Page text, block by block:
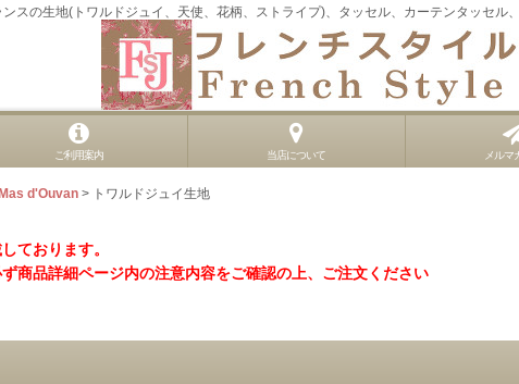
ンスの生地(トワルドジュイ、天使、花柄、ストライプ)、タッセル、カーテンタッセル
ご利用案内 当店について メルマ
d'Ouvan > トワルドジュイ生地
ております。
商品詳細ページ内の注意内容をご確認の上、ご注文ください